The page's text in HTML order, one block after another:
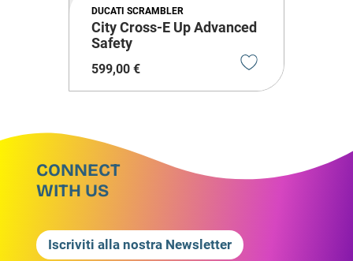
DUCATI SCRAMBLER
City Cross-E Up Advanced
Safety
599,00 €
CONNECT
WITH US
Iscriviti alla nostra Newsletter